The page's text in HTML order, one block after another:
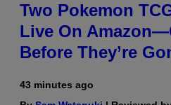
Two Pokemon
Live On
Before They’re
43 minutes ago